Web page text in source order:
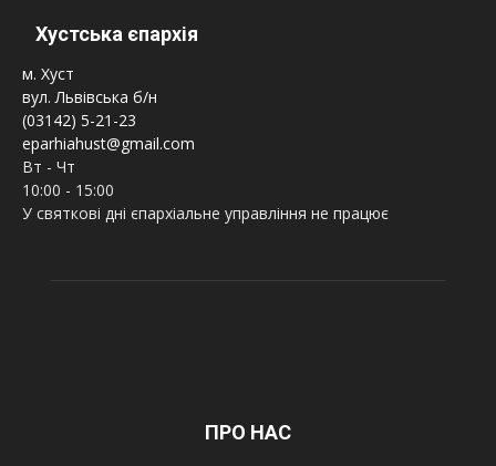
Хустська єпархія
м. Хуст
вул. Львівська б/н
(03142) 5-21-23
eparhiahust@gmail.com
Вт - Чт
10:00 - 15:00
У святкові дні єпархіальне управління не працює
ПРО НАС